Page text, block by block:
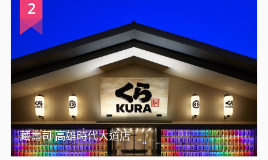
2
藏壽司 高雄時代大道店